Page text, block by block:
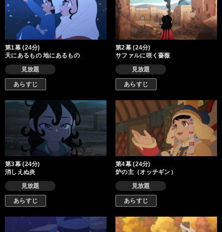
の内に帝国への深い恨みを秘めていた。シタラとドレゲネ。出逢
うはずのなかった二人が手を取り合うとき、運命が大きく動き始
める。
第1幕 (24分)
天にあるもの 地にあるもの
見放題
あらすじ
第2幕 (24分)
サファルに咲く薔薇
見放題
あらすじ
第3幕 (24分)
消しえぬ炎
見放題
あらすじ
第4幕 (24分)
炉の主（オッチギン）
見放題
あらすじ